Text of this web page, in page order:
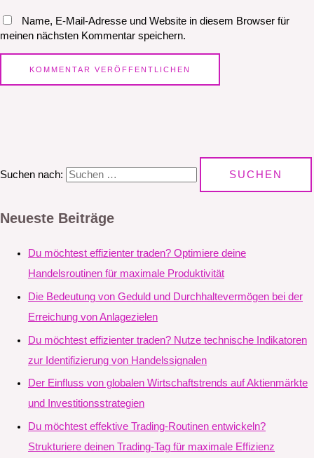
Name, E-Mail-Adresse und Website in diesem Browser für
meinen nächsten Kommentar speichern.
Suchen nach:
Neueste Beiträge
Du möchtest effizienter traden? Optimiere deine
Handelsroutinen für maximale Produktivität
Die Bedeutung von Geduld und Durchhaltevermögen bei der
Erreichung von Anlagezielen
Du möchtest effizienter traden? Nutze technische Indikatoren
zur Identifizierung von Handelssignalen
Der Einfluss von globalen Wirtschaftstrends auf Aktienmärkte
und Investitionsstrategien
Du möchtest effektive Trading-Routinen entwickeln?
Strukturiere deinen Trading-Tag für maximale Effizienz